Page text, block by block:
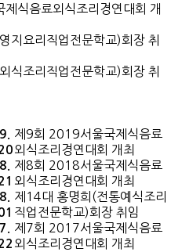
식음료외식조리경연대회 개
지요리직업전문학교)회장 취
식조리직업전문학교)회장 취
제9회 2019서울국제식음료
외식조리경연대회 개최
제8회 2018서울국제식음료
외식조리경연대회 개최
제14대 홍명희(전통예식조리
직업전문학교)회장 취임
제7회 2017서울국제식음료
외식조리경연대회 개최